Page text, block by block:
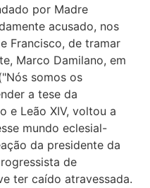
por Madre
acusado, nos
Francisco, de tramar
Marco Damilano, em
somos os
a tese da
e Leão XIV, voltou a
mundo eclesial-
da presidente da
de
ter caído atravessada.